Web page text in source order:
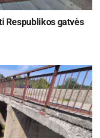
Respublikos gatvės